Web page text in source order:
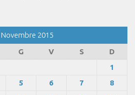
Novembre 2015
G V S
D
1
5 6 7
8